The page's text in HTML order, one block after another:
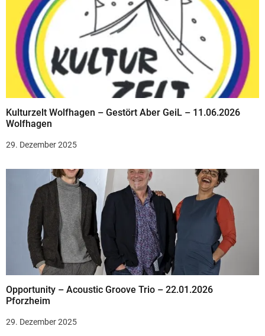
v
i
g
a
Kulturzelt Wolfhagen – Gestört Aber GeiL – 11.06.2026
Wolfhagen
29. Dezember 2025
Opportunity – Acoustic Groove Trio – 22.01.2026
Pforzheim
29. Dezember 2025